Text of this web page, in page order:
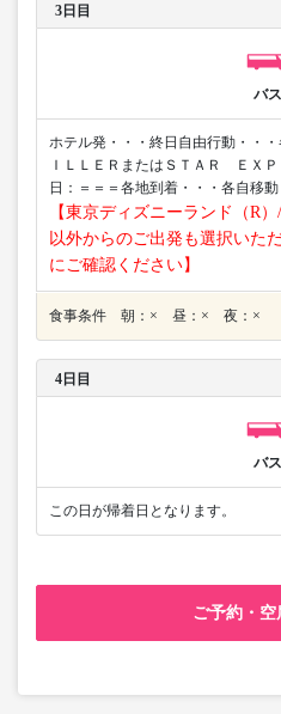
3日目
バス
ホテル発・・・終日自由行動・・
ＩＬＬＥＲまたはＳＴＡＲ ＥＸ
日：＝＝＝各地到着・・・各自移
【東京ディズニーランド（R
以外からのご出発も選択いた
にご確認ください】
食事条件 朝：× 昼：× 夜：×
4日目
バス
この日が帰着日となります。
ご予約・空